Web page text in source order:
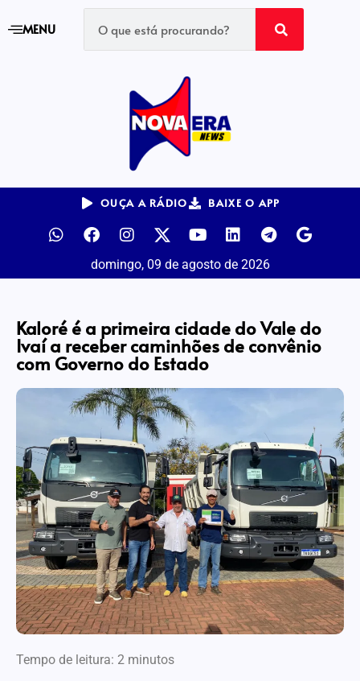
MENU
OUÇA A RÁDIO BAIXE O APP
domingo, 09 de agosto de 2026
Kaloré é a primeira cidade do Vale do
Ivaí a receber caminhões de convênio
com Governo do Estado
Tempo de leitura: 2 minutos